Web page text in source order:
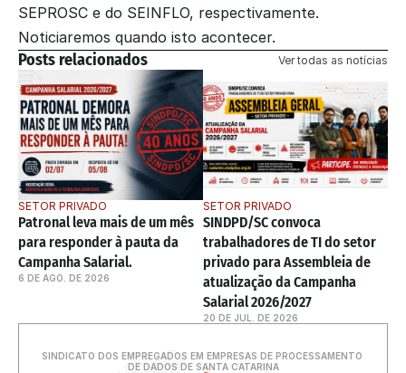
SEPROSC e do SEINFLO, respectivamente.
Noticiaremos quando isto acontecer.
Posts relacionados Ver todas as notícias
SETOR PRIVADO
Patronal leva mais de um mês
para responder à pauta da
Campanha Salarial.
6 DE AGO. DE 2026
SETOR PRIVADO
SINDPD/SC convoca
trabalhadores de TI do setor
privado para Assembleia de
atualização da Campanha
Salarial 2026/2027
20 DE JUL. DE 2026
SINDICATO DOS EMPREGADOS EM EMPRESAS DE PROCESSAMENTO
DE DADOS DE SANTA CATARINA